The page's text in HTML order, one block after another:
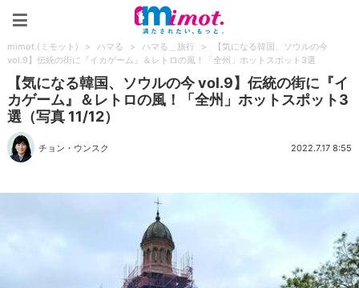
mimot.(ミモット) > ハマる > ハマる＿旅行 >
【気になる韓国、ソウルの今
vol.9】伝統の街に『イカゲーム』＆レトロの風！「全州」ホットスポット3選
【気になる韓国、ソウルの今 vol.9】伝統の街に『イ
カゲーム』＆レトロの風！「全州」ホットスポット3
選（写真 11/12）
チョン・ウンスク 2022.7.17 8:55